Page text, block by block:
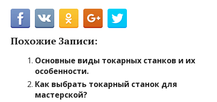
Похожие Записи:
Основные виды токарных станков и их
особенности.
Как выбрать токарный станок для
мастерской?